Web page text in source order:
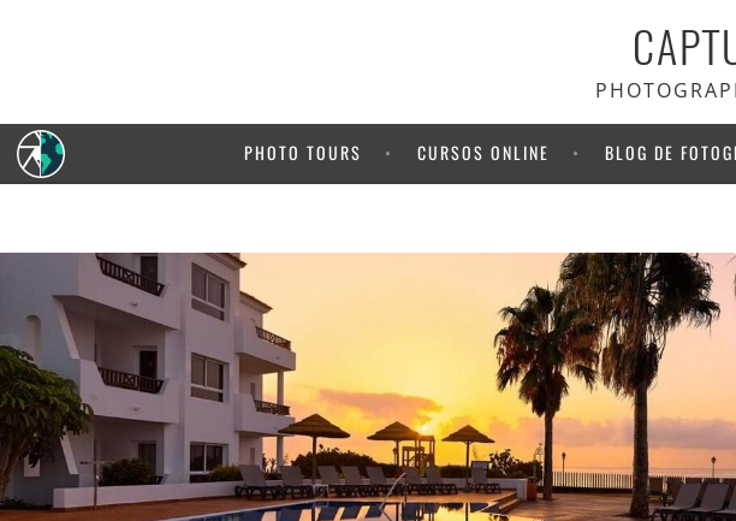
PHOTO TOURS CURSOS ONLINE BLOG DE